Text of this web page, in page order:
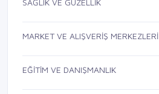
SAĞLIK VE GÜZELLİK
MARKET VE ALIŞVERİŞ MERKEZLERİ
EĞİTİM VE DANIŞMANLIK